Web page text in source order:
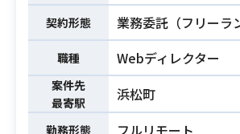
契約形態 業務委託（フリーラ
職種 Webディレクター
案件先
最寄駅
浜松町
勤務形態 フルリモート